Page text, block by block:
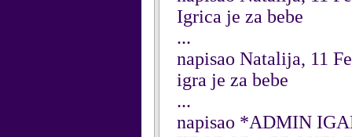
Igrica je za bebe
...
napisao Natalija, 11
igra je za bebe
...
napisao *ADMIN